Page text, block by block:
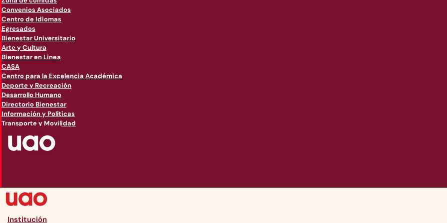
Convenios Asociados
Centro de Idiomas
Egresados
Bienestar Universitario
Arte y Cultura
Bienestar en Linea
CASA
Centro para la Excelencia Académica
Deporte y Recreación
Desarrollo Humano
Directorio Bienestar
Información y Políticas
Transporte y Movilidad
Institución